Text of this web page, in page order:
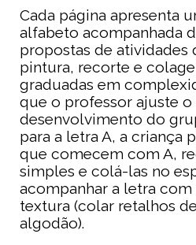
Cada página apresenta
alfabeto acompanhada
propostas de atividades
pintura, recorte e
graduadas em
que o professor ajuste
desenvolvimento do
para a letra A, a criança
que comecem com A,
simples e colá-las no
acompanhar a letra
textura (colar retalhos
algodão).